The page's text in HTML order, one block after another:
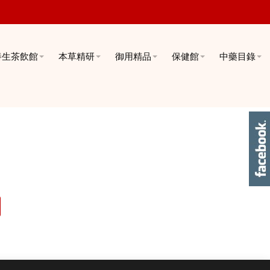
茶飲館 本草精研 御用精品 保健館 中藥目錄